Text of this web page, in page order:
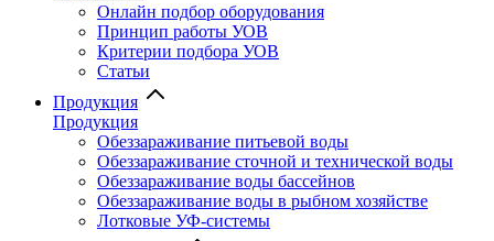
Онлайн подбор оборудования
Принцип работы УОВ
Критерии подбора УОВ
Статьи
Продукция
Продукция
Обеззараживание питьевой воды
Обеззараживание сточной и технической воды
Обеззараживание воды бассейнов
Обеззараживание воды в рыбном хозяйстве
Лотковые УФ-системы